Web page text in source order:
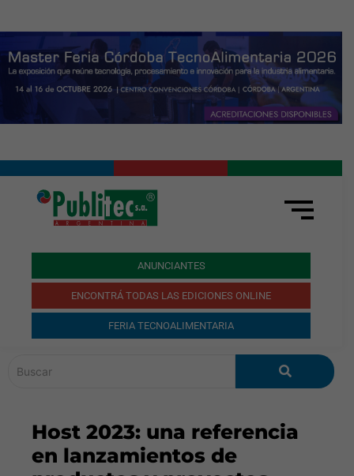
ANUNCIANTES
ENCONTRÁ TODAS LAS EDICIONES ONLINE
FERIA TECNOALIMENTARIA
Host 2023: una referencia
en lanzamientos de